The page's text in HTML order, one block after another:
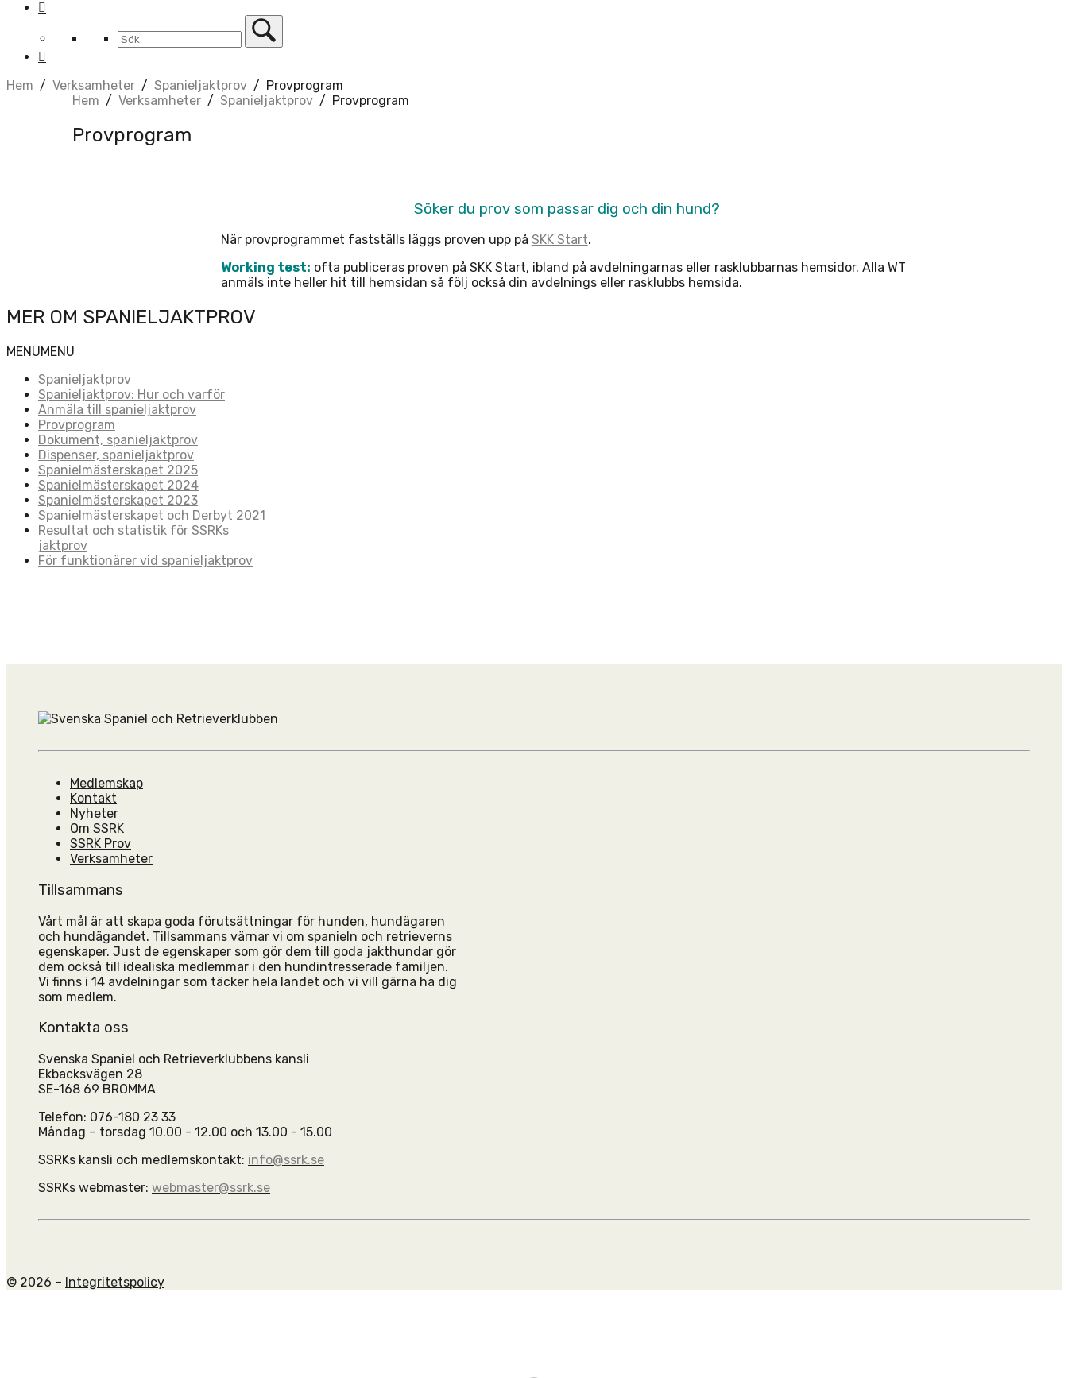
Hem / Verksamheter / Spanieljaktprov / Provprogram
Hem / Verksamheter / Spanieljaktprov / Provprogram
Provprogram
Söker du prov som passar dig och din hund?
När provprogrammet fastställs läggs proven upp på SKK Start.
Working test: ofta publiceras proven på SKK Start, ibland på avdelningarnas eller rasklubbarnas hemsidor. Alla WT
anmäls inte heller hit till hemsidan så följ också din avdelnings eller rasklubbs hemsida.
MER OM SPANIELJAKTPROV
MENUMENU
Spanieljaktprov
Spanieljaktprov: Hur och varför
Anmäla till spanieljaktprov
Provprogram
Dokument, spanieljaktprov
Dispenser, spanieljaktprov
Spanielmästerskapet 2025
Spanielmästerskapet 2024
Spanielmästerskapet 2023
Spanielmästerskapet och Derbyt 2021
Resultat och statistik för SSRKs
jaktprov
För funktionärer vid spanieljaktprov
Medlemskap
Kontakt
Nyheter
Om SSRK
SSRK Prov
Verksamheter
Tillsammans
Vårt mål är att skapa goda förutsättningar för hunden, hundägaren
och hundägandet. Tillsammans värnar vi om spanieln och retrieverns
egenskaper. Just de egenskaper som gör dem till goda jakthundar gör
dem också till idealiska medlemmar i den hundintresserade familjen.
Vi finns i 14 avdelningar som täcker hela landet och vi vill gärna ha dig
som medlem.
Kontakta oss
Svenska Spaniel och Retrieverklubbens kansli
Ekbacksvägen 28
SE-168 69 BROMMA
Telefon: 076-180 23 33
Måndag – torsdag 10.00 - 12.00 och 13.00 - 15.00
SSRKs kansli och medlemskontakt: info@ssrk.se
SSRKs webmaster: webmaster@ssrk.se
© 2026 – Integritetspolicy